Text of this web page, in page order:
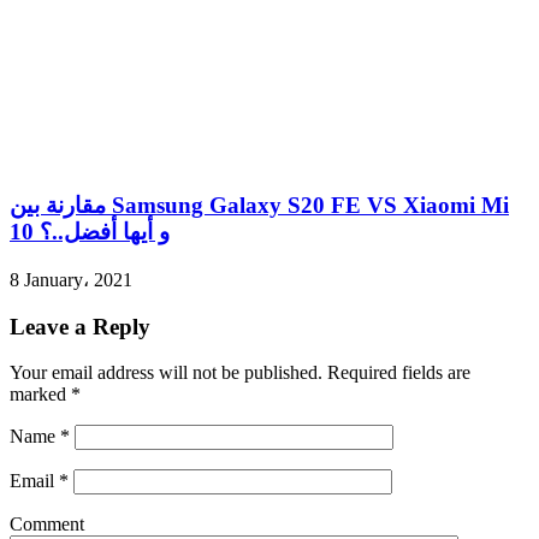
مقارنة بين Samsung Galaxy S20 FE VS Xiaomi Mi
10 و أيها أفضل..؟
8 January، 2021
Leave a Reply
Your email address will not be published. Required fields are
marked *
Name *
Email *
Comment